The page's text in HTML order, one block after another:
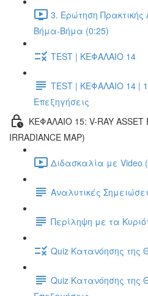
3. Ερώτηση
Βήμα-Βήμα (0:25)
TEST | ΚΕΦΑΛΑΙΟ 14
TEST | ΚΕΦΑΛΑΙΟ 14 |
Επεξηγήσεις
ΚΕΦΑΛΑΙΟ 15: V-RAY
IRRADIANCE MAP)
Διδασκαλία με Video
Αναλυτικές
Περίληψη με τα
Quiz Κατανόησης της
Quiz Κατανόησης της